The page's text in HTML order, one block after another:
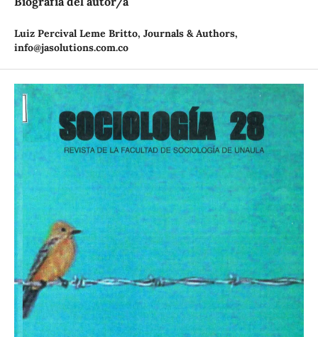
Luiz Percival Leme Britto, Journals & Authors,
info@jasolutions.com.co